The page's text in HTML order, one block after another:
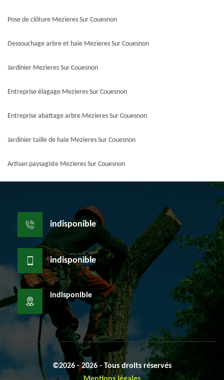
Pose de clôture Mezieres Sur Couesnon
Dessouchage arbre et haie Mezieres Sur Couesnon
Jardinier Mezieres Sur Couesnon
Entreprise élagage Mezieres Sur Couesnon
Entreprise abattage arbre Mezieres Sur Couesnon
Jardinier taille de haie Mezieres Sur Couesnon
Artisan paysagiste Mezieres Sur Couesnon
indisponible
indisponible
indisponible
©2026 - 2026 - Tous droits réservés